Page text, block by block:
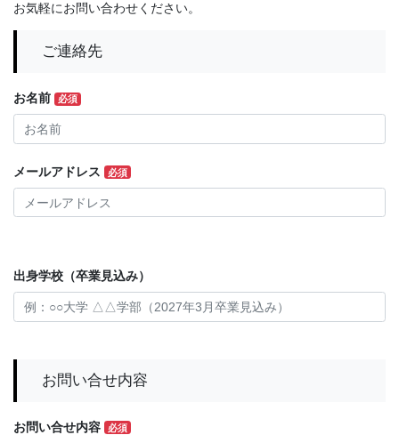
お気軽にお問い合わせください。
ご連絡先
お名前 必須
メールアドレス 必須
出身学校（卒業見込み）
お問い合せ内容
お問い合せ内容 必須